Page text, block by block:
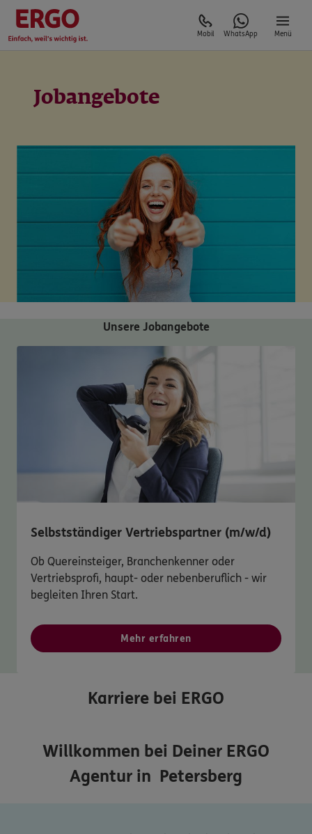
Mobil WhatsApp Menü
Jobangebote
Unsere Jobangebote
Selbstständiger Vertriebspartner (m/w/d)
Ob Quereinsteiger, Branchenkenner oder
Vertriebsprofi, haupt- oder nebenberuflich - wir
begleiten Ihren Start.
Mehr erfahren
Karriere bei ERGO
Willkommen bei Deiner ERGO
Agentur in Petersberg